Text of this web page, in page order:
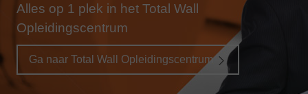
Alles op 1 plek in het Total Wall
Opleidingscentrum
Ga naar Total Wall Opleidingscentrum